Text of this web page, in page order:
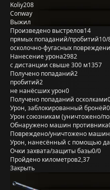
Koliy208
Conway
Выжил
Произведено выстрелов14
прямых попаданий/пробитий10/
осколочно-фугасных
Нанесение урона2982
с дистанции свыше 300 м1357
Получено попаданий2
пробитий2
не нанёсших урон0
Получено попаданий осколками
Урон, заблокированный бронёй0
Урон союзникам (уничтожено/
Обнаружено машин противника
Повреждено/уничтожено машин
Урон, нанесённый с помощью
Очки захвата/защиты базы0/0
Пройдено километров2,37
Закрыть